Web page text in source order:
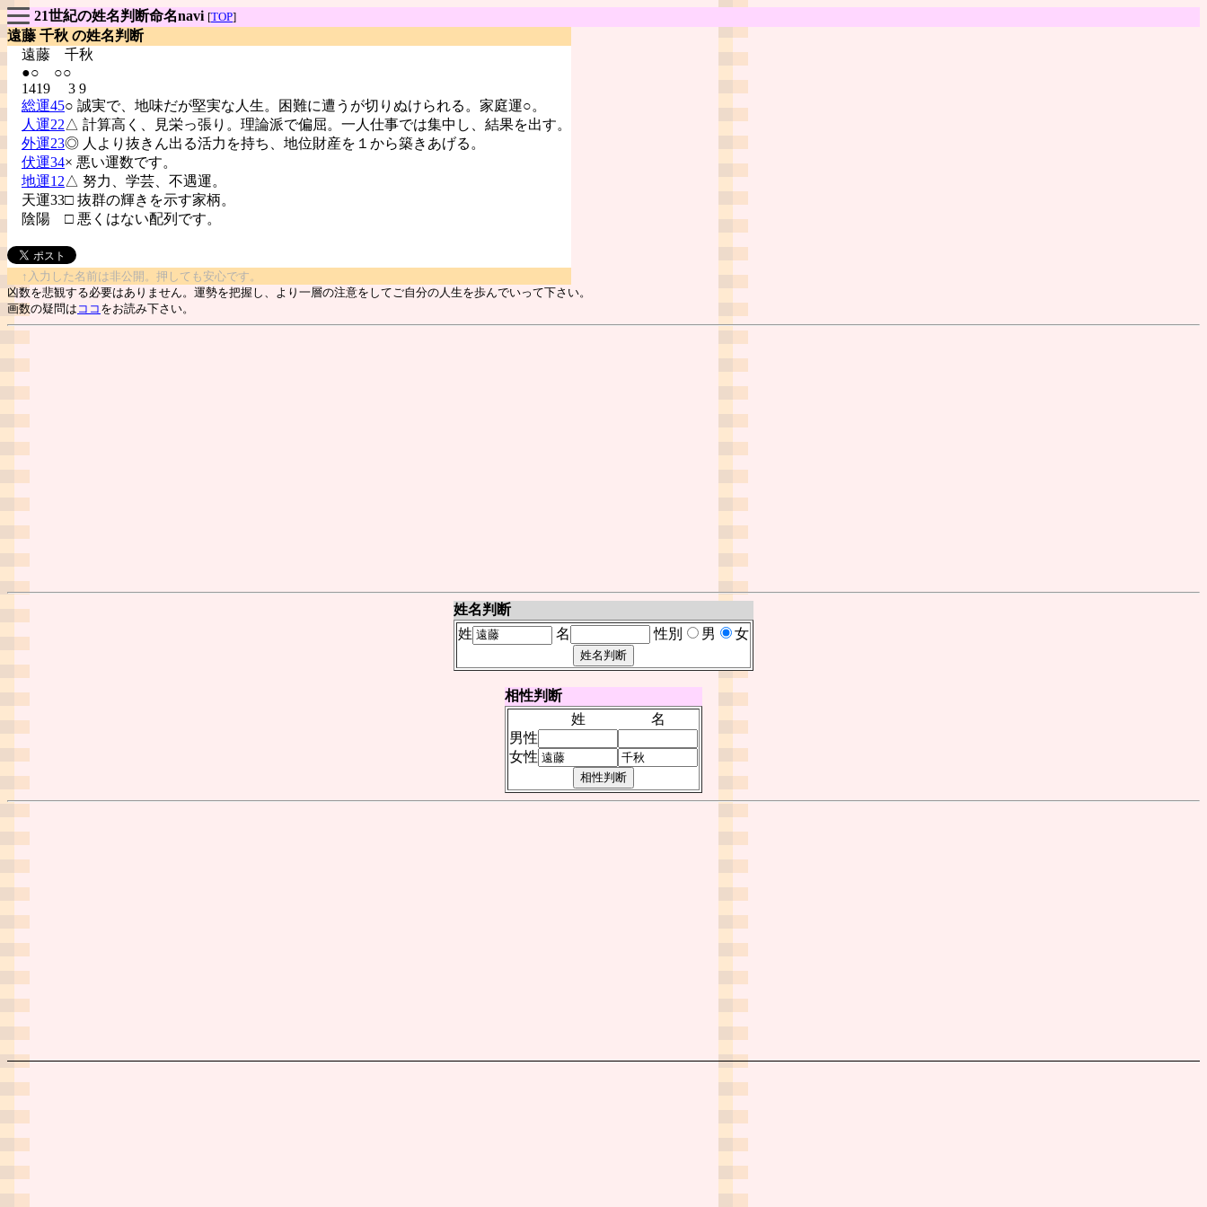
21世紀の姓名判断命名navi [TOP]
遠藤 千秋 の姓名判断
遠藤 千秋
●○ ○○
1419 3 9
総運45○ 誠実で、地味だが堅実な人生。困難に遭うが切りぬけられる。家庭運○。
人運22△ 計算高く、見栄っ張り。理論派で偏屈。一人仕事では集中し、結果を出す。
外運23◎ 人より抜きん出る活力を持ち、地位財産を１から築きあげる。
伏運34× 悪い運数です。
地運12△ 努力、学芸、不遇運。
天運33□ 抜群の輝きを示す家柄。
陰陽 □ 悪くはない配列です。
↑入力した名前は非公開。押しても安心です。
凶数を悲観する必要はありません。運勢を把握し、より一層の注意をしてご自分の人生を歩んでいって下さい。
画数の疑問は ココ をお読み下さい。
姓名判断
姓
名 性別 男 女
相性判断
姓
名
男性
女性